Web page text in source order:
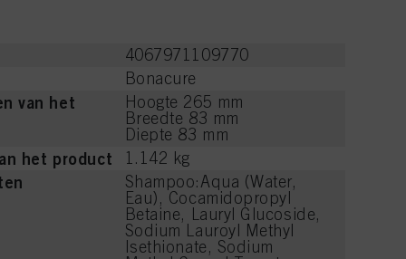
4067971109770
Bonacure
van het
Hoogte 265 mm
Breedte 83 mm
Diepte 83 mm
het product 1.142 kg
Shampoo:Aqua (Water,
Eau), Cocamidopropyl
Betaine, Lauryl Glucoside,
Sodium Lauroyl Methyl
Isethionate, Sodium